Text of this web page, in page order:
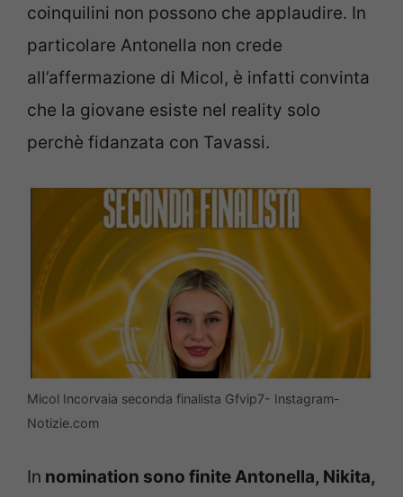
coinquilini non possono che applaudire. In
particolare Antonella non crede
all’affermazione di Micol, è infatti convinta
che la giovane esiste nel reality solo
perchè fidanzata con Tavassi.
Micol Incorvaia seconda finalista Gfvip7- Instagram-
Notizie.com
In nomination sono finite Antonella, Nikita,